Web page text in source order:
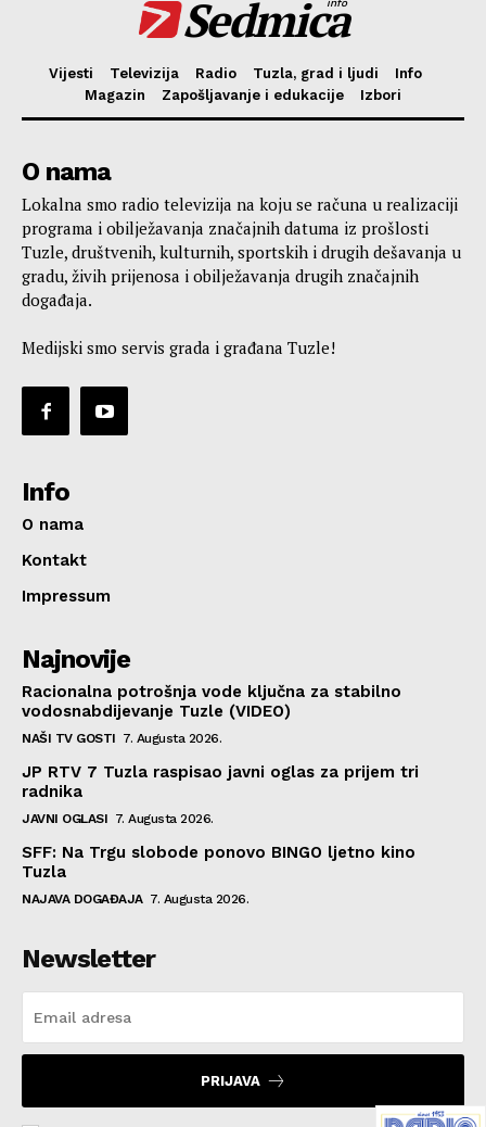
Sedmica
info
Vijesti Televizija Radio Tuzla, grad i ljudi
Info
Magazin
Zapošljavanje i edukacije Izbori
O nama
Lokalna smo radio televizija na koju se računa u realizaciji
programa i obilježavanja značajnih datuma iz prošlosti
Tuzle, društvenih, kulturnih, sportskih i drugih dešavanja u
gradu, živih prijenosa i obilježavanja drugih značajnih
događaja.
Medijski smo servis grada i građana Tuzle!
Info
O nama
Kontakt
Impressum
Najnovije
Racionalna potrošnja vode ključna za stabilno
vodosnabdijevanje Tuzle (VIDEO)
NAŠI TV GOSTI 7. Augusta 2026.
JP RTV 7 Tuzla raspisao javni oglas za prijem tri
radnika
JAVNI OGLASI 7. Augusta 2026.
SFF: Na Trgu slobode ponovo BINGO ljetno kino
Tuzla
NAJAVA DOGAĐAJA 7. Augusta 2026.
Newsletter
PRIJAVA